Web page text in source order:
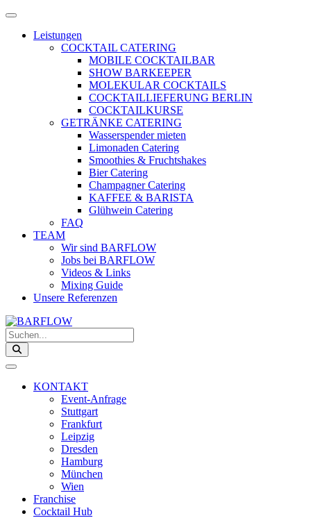
Zum
springen
Menü
öffnenLeistungen
COCKTAIL CATERING
MOBILE COCKTAILBAR
SHOW BARKEEPER
MOLEKULAR COCKTAILS
COCKTAILLIEFERUNG BERLIN
COCKTAILKURSE
GETRÄNKE CATERING
Wasserspender mieten
Limonaden Catering
Smoothies & Fruchtshakes
Bier Catering
Champagner Catering
KAFFEE & BARISTA
Glühwein Catering
FAQ
TEAM
Wir sind BARFLOW
Jobs bei BARFLOW
Videos & Links
Mixing Guide
Unsere Referenzen
Suchen...
KONTAKT
Event-Anfrage
Stuttgart
Frankfurt
Leipzig
Dresden
Hamburg
München
Wien
Franchise
Cocktail Hub